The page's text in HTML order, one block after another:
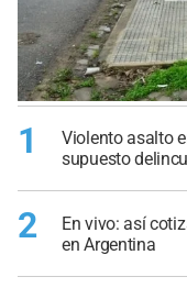
1
Violento asalto
supuesto
2
En vivo: así
en Argentina